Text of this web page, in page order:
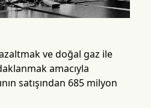
ve doğal gaz ile
amacıyla
satışından 685 milyon